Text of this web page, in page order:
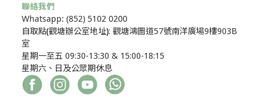
聯絡我們
Whatsapp: (852) 5102 0200
自取點(觀塘辦公室地址): 觀塘鴻圖道57號南洋廣場9樓903B
室
星期一至五 09:30-13:30 & 15:00-18:15
星期六、日及公眾期休息